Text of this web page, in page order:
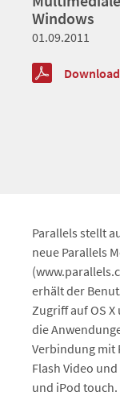
Windows
01.09.2011
Parallels stellt
neue Parallels
erhält der
Zugriff auf OS
die
Verbindung mit
Flash Video
und iPod